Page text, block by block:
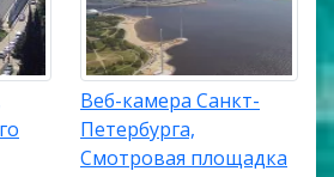
Веб-камера Санкт-
Петербурга,
Смотровая площадка